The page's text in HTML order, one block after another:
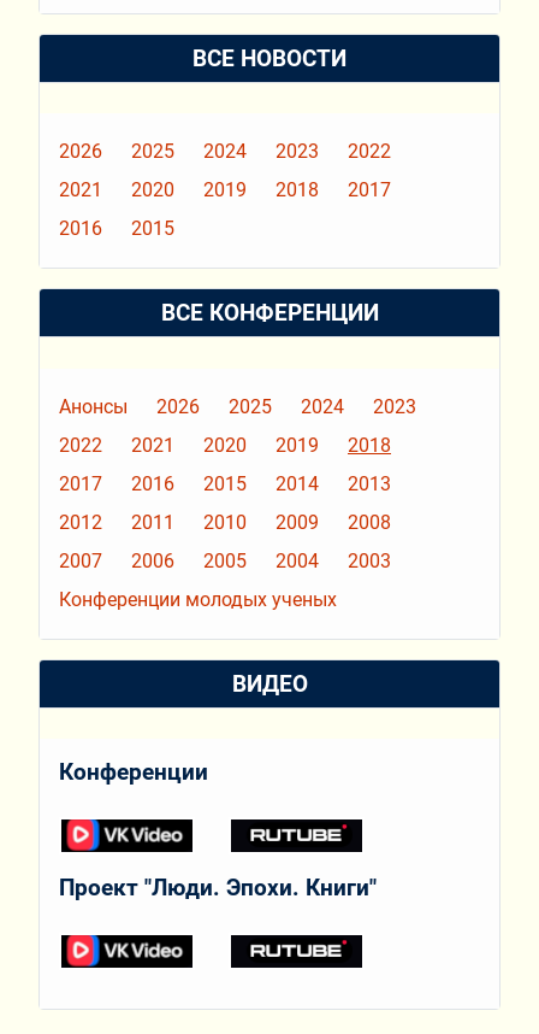
ВСЕ НОВОСТИ
2026 2025 2024 2023
2022
2021
2020 2019 2018
2017
2016
2015
ВСЕ КОНФЕРЕНЦИИ
Анонсы 2026 2025 2024
2023
2022
2021 2020 2019
2018
2017
2016 2015 2014
2013
2012
2011 2010 2009
2008
2007
2006 2005 2004
2003
Конференции молодых ученых
ВИДЕО
Конференции
Проект "Люди. Эпохи. Книги"